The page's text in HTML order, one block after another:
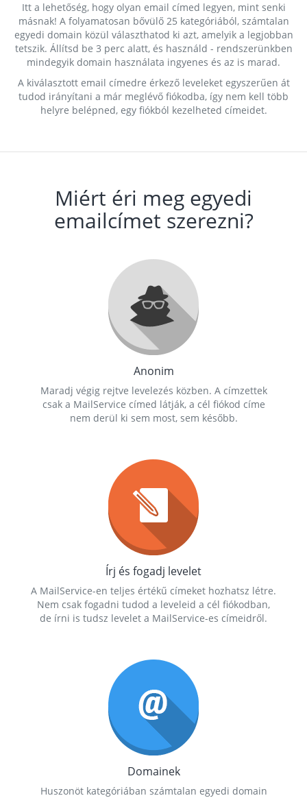
Itt a lehetőség, hogy olyan email címed legyen, mint senki
másnak! A folyamatosan bővülő 25 kategóriából, számtalan
egyedi domain közül választhatod ki azt, amelyik a legjobban
tetszik. Állítsd be 3 perc alatt, és használd - rendszerünkben
mindegyik domain használata ingyenes és az is marad.
A kiválasztott email címedre érkező leveleket egyszerűen át
tudod irányítani a már meglévő fiókodba, így nem kell több
helyre belépned, egy fiókból kezelheted címeidet.
Miért éri meg egyedi
emailcímet szerezni?
Anonim
Maradj végig rejtve levelezés közben. A címzettek
csak a MailService címed látják, a cél fiókod címe
nem derül ki sem most, sem később.
Írj és fogadj levelet
A MailService-en teljes értékű címeket hozhatsz létre.
Nem csak fogadni tudod a leveleid a cél fiókodban,
de írni is tudsz levelet a MailService-es címeidről.
Domainek
Huszonöt kategóriában számtalan egyedi domain